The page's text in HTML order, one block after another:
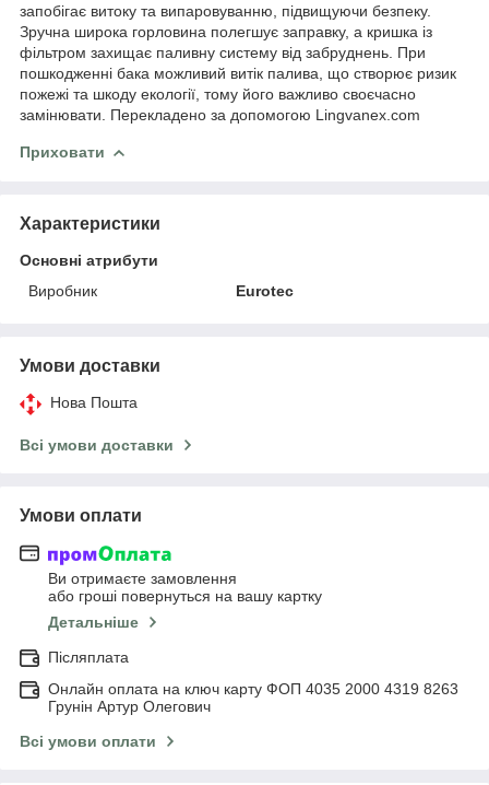
запобігає витоку та випаровуванню, підвищуючи безпеку.
Зручна широка горловина полегшує заправку, а кришка із
фільтром захищає паливну систему від забруднень. При
пошкодженні бака можливий витік палива, що створює ризик
пожежі та шкоду екології, тому його важливо своєчасно
замінювати. Перекладено за допомогою Lingvanex.com
Приховати
Характеристики
Основні атрибути
Виробник
Eurotec
Умови доставки
Нова Пошта
Всі умови доставки
Умови оплати
Ви отримаєте замовлення
або гроші повернуться на вашу картку
Детальніше
Післяплата
Онлайн оплата на ключ карту ФОП 4035 2000 4319 8263
Грунін Артур Олегович
Всі умови оплати